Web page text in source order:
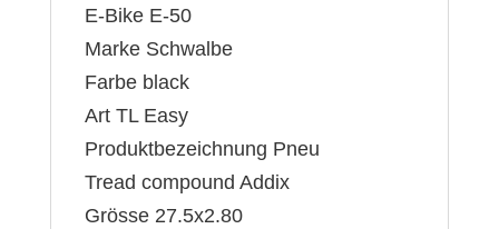
E-Bike E-50
Marke Schwalbe
Farbe black
Art TL Easy
Produktbezeichnung Pneu
Tread compound Addix
Grösse 27.5x2.80